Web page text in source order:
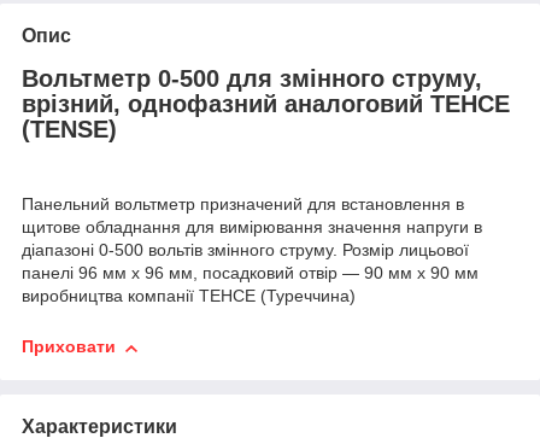
Опис
Вольтметр 0-500 для змінного струму,
врізний, однофазний аналоговий ТЕНСЕ
(TENSE)
Панельний вольтметр призначений для встановлення в
щитове обладнання для вимірювання значення напруги в
діапазоні 0-500 вольтів змінного струму. Розмір лицьової
панелі 96 мм х 96 мм, посадковий отвір — 90 мм х 90 мм
виробництва компанії ТЕНСЕ (Туреччина)
Приховати
Характеристики